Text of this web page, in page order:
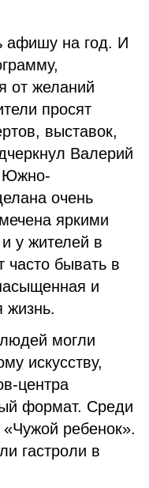
афишу на год. И
от желаний
просят
выставок,
Валерий
Южно-
очень
яркими
у жителей в
часто бывать в
и
жизнь.
могли
искусству,
центра
формат. Среди
ребенок».
гастроли в